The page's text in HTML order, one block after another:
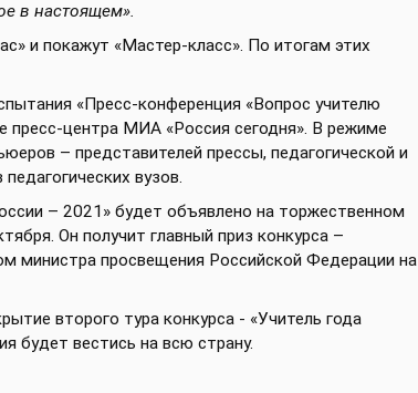
в настоящем».
и покажут «Мастер-класс». По итогам этих
«Пресс-конференция «Вопрос учителю
пресс-центра МИА «Россия сегодня». В режиме
– представителей прессы, педагогической и
вузов.
– 2021» будет объявлено на торжественном
Он получит главный приз конкурса –
министра просвещения Российской Федерации на
второго тура конкурса - «Учитель года
будет вестись на всю страну.